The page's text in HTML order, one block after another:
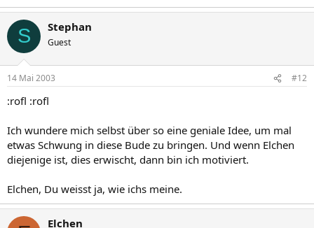
S Stephan
Guest
14 Mai 2003 #12
:rofl :rofl
Ich wundere mich selbst über so eine geniale Idee, um mal
etwas Schwung in diese Bude zu bringen. Und wenn Elchen
diejenige ist, dies erwischt, dann bin ich motiviert.
Elchen, Du weisst ja, wie ichs meine.
Elchen